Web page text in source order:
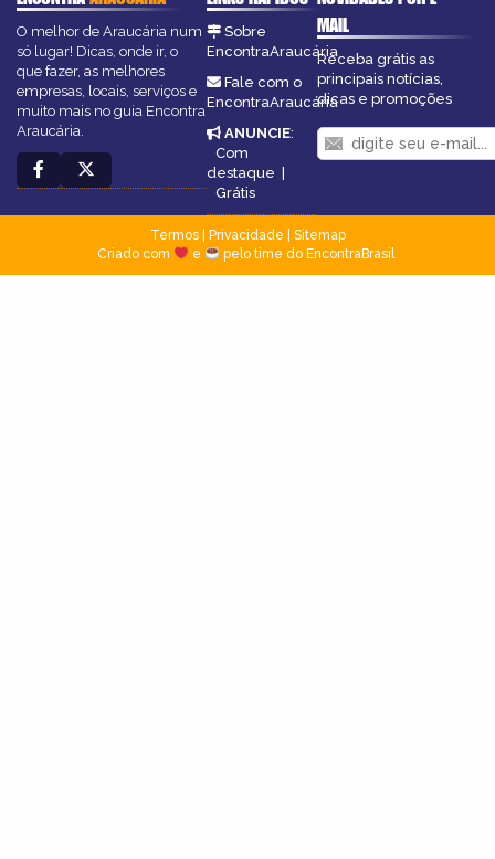
O melhor de Araucária num
só lugar! Dicas, onde ir, o
que fazer, as melhores
empresas, locais, serviços e
muito mais no guia Encontra
Araucária.
Sobre
EncontraAraucária
Fale com o
EncontraAraucária
ANUNCIE:
Com
destaque
Grátis
MAIL
Receba grátis as
principais notícias,
dicas e promoções
Termos| Privacidade
Sitemap
Criado com
e pelo time do EncontraBrasil